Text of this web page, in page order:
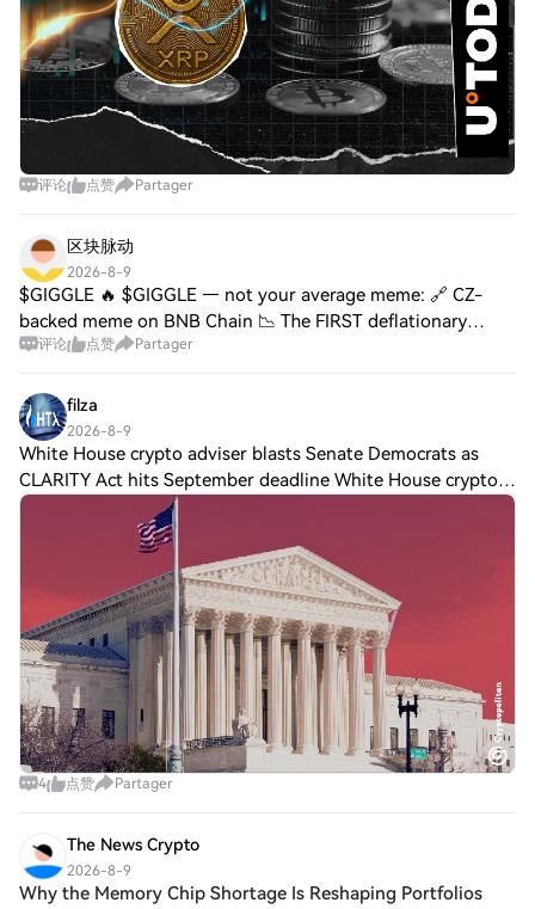
评论 点赞 Partager
区块脉动
2026-8-9
$GIGGLE 🔥 $GIGGLE — not your average meme: 🔗 CZ-
backed meme on BNB Chain 📉 The FIRST deflationary
meme (supply shrinks over time) 💎 Scarcity built in = long-
评论 点赞 Partager
filza
2026-8-9
White House crypto adviser blasts Senate Democrats as
CLARITY Act hits September deadline White House crypto
adviser Patrick Witt called out Democrats for stalling the
CLARITY Act’s progress. On X, he
4 点赞 Partager
The News Crypto
2026-8-9
Why the Memory Chip Shortage Is Reshaping Portfolios